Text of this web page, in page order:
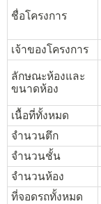
ชื่อโครงการ
เจ้าของโครงการ
ลักษณะห้องและ
ขนาดห้อง
เนื้อที่ทั้งหมด
จำนวนตึก
จำนวนชั้น
จำนวนห้อง
ที่จอดรถทั้งหมด